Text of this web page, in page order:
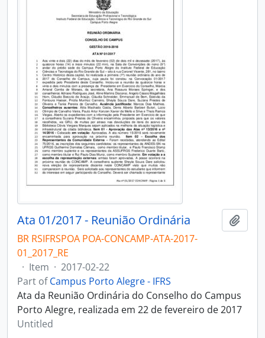
Ata 01/2017 - Reunião Ordinária
BR RSIFRSPOA POA-CONCAMP-ATA-2017-
01_2017_RE
· Item · 2017-02-22
Part ofCampus Porto Alegre - IFRS
Ata da Reunião Ordinária do Conselho do Campus
Porto Alegre, realizada em 22 de fevereiro de 2017
Untitled